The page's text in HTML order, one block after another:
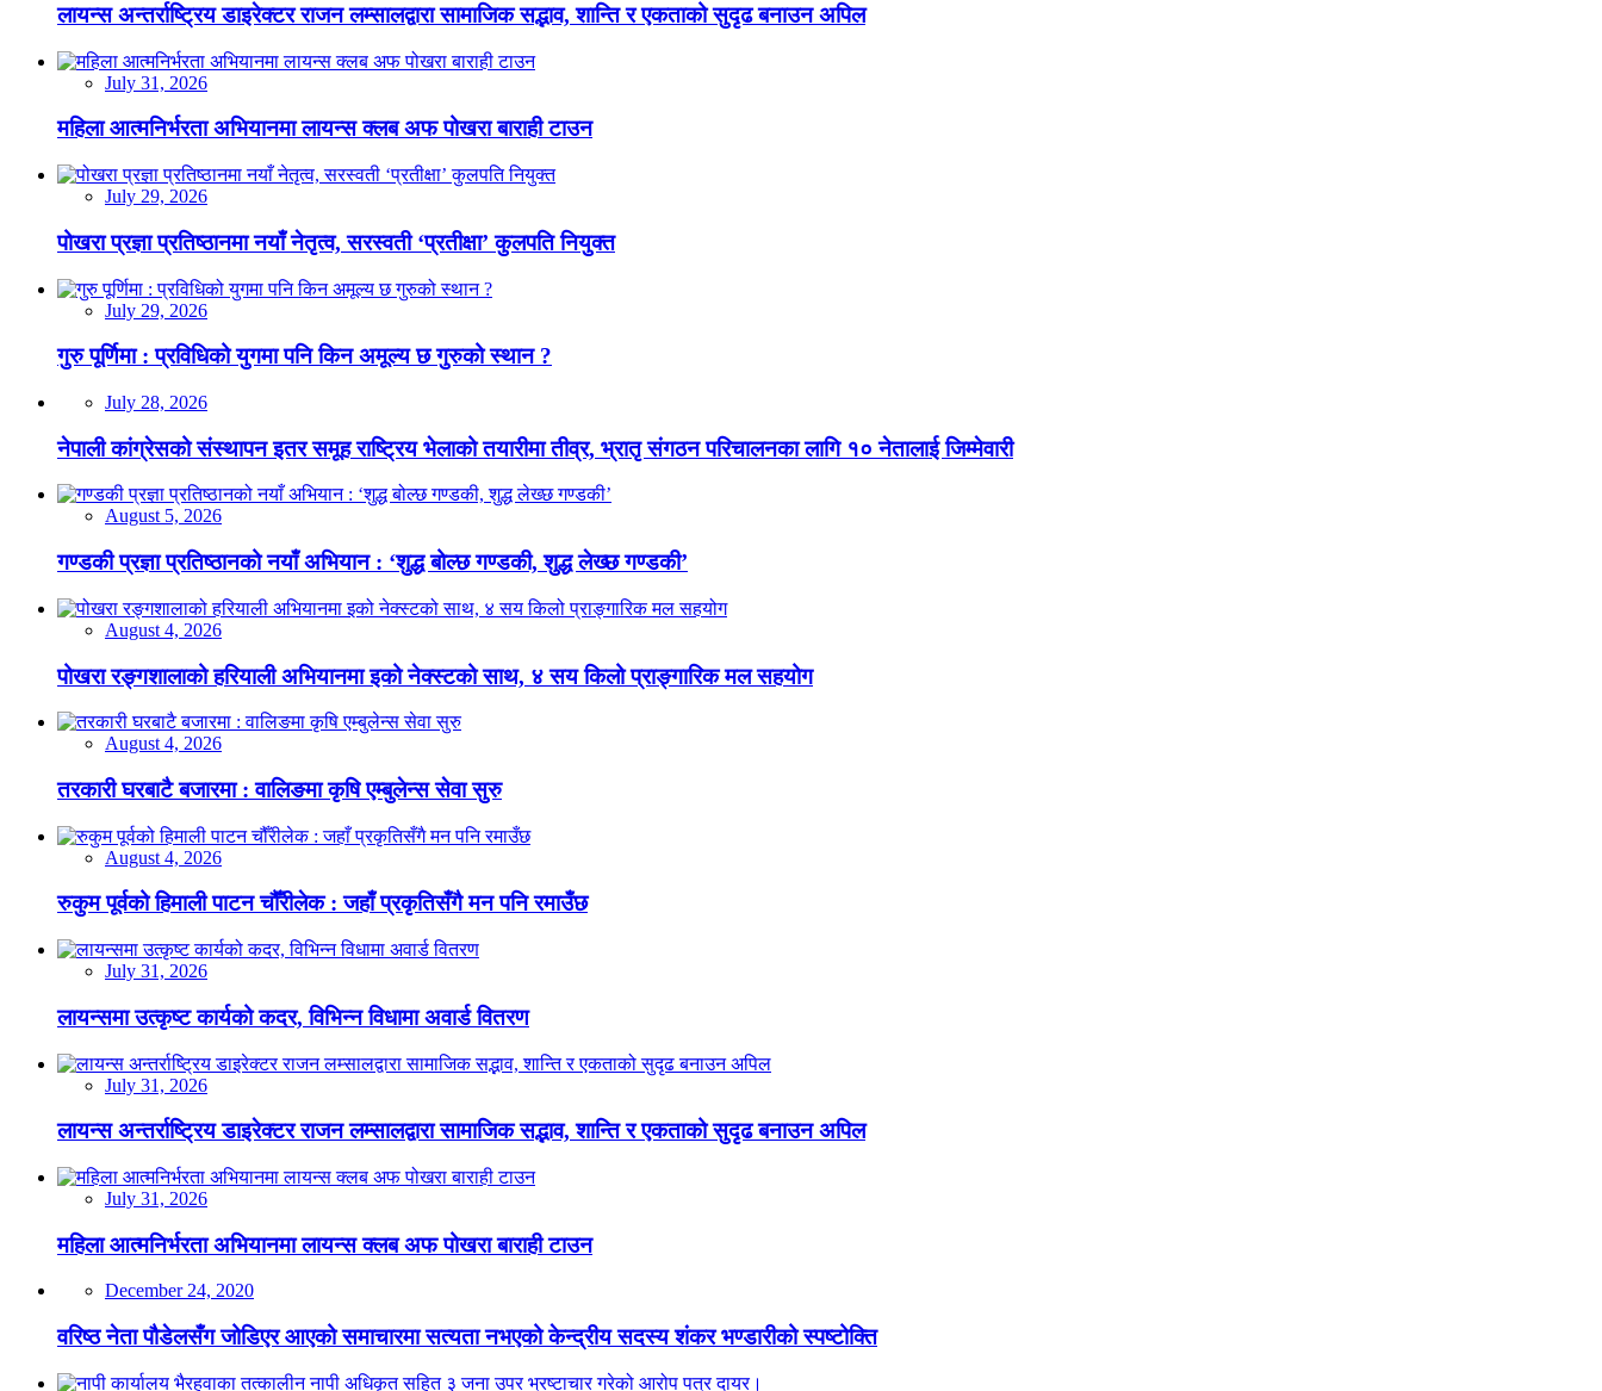
लायन्स अन्तर्राष्ट्रिय डाइरेक्टर राजन लम्सालद्वारा सामाजिक सद्भाव, शान्ति र एकताको सुदृढ बनाउन अपिल
July 31, 2026
महिला आत्मनिर्भरता अभियानमा लायन्स क्लब अफ पोखरा बाराही टाउन
July 29, 2026
पोखरा प्रज्ञा प्रतिष्ठानमा नयाँ नेतृत्व, सरस्वती ‘प्रतीक्षा’ कुलपति नियुक्त
July 29, 2026
गुरु पूर्णिमा : प्रविधिको युगमा पनि किन अमूल्य छ गुरुको स्थान ?
July 28, 2026
नेपाली कांग्रेसको संस्थापन इतर समूह राष्ट्रिय भेलाको तयारीमा तीव्र, भ्रातृ संगठन परिचालनका लागि १० नेतालाई जिम्मेवारी
August 5, 2026
गण्डकी प्रज्ञा प्रतिष्ठानको नयाँ अभियान : ‘शुद्ध बोल्छ गण्डकी, शुद्ध लेख्छ गण्डकी’
August 4, 2026
पोखरा रङ्गशालाको हरियाली अभियानमा इको नेक्स्टको साथ, ४ सय किलो प्राङ्गारिक मल सहयोग
August 4, 2026
तरकारी घरबाटै बजारमा : वालिङमा कृषि एम्बुलेन्स सेवा सुरु
August 4, 2026
रुकुम पूर्वको हिमाली पाटन चौँरीलेक : जहाँ प्रकृतिसँगै मन पनि रमाउँछ
July 31, 2026
लायन्समा उत्कृष्ट कार्यको कदर, विभिन्न विधामा अवार्ड वितरण
July 31, 2026
लायन्स अन्तर्राष्ट्रिय डाइरेक्टर राजन लम्सालद्वारा सामाजिक सद्भाव, शान्ति र एकताको सुदृढ बनाउन अपिल
July 31, 2026
महिला आत्मनिर्भरता अभियानमा लायन्स क्लब अफ पोखरा बाराही टाउन
December 24, 2020
वरिष्ठ नेता पौडेलसँग जोडिएर आएको समाचारमा सत्यता नभएको केन्द्रीय सदस्य शंकर भण्डारीको स्पष्टोक्ति